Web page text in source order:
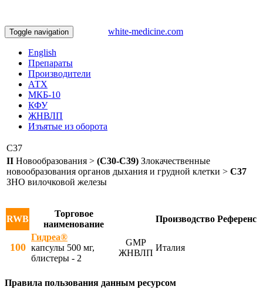
Toggle navigation white-medicine.com
English
Препараты
Производители
АТХ
МКБ-10
КФУ
ЖНВЛП
Изъятые из оборота
C37
II Новообразования > (C30-C39) Злокачественные
новообразования органов дыхания и грудной клетки > C37
ЗНО вилочковой железы
RWB
Торговое
наименование
Производство Референс
100
Гидреа®
капсулы 500 мг,
блистеры - 2
GMP
ЖНВЛП
Италия
Правила пользования данным ресурсом